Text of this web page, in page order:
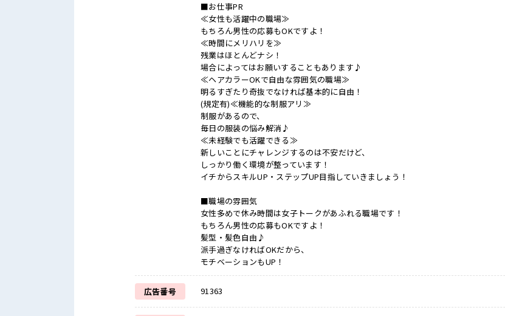
■お仕事PR
≪女性も活躍中の職場≫
もちろん男性の応募もOKですよ！
≪時間にメリハリを≫
残業はほとんどナシ！
場合によってはお願いすることもあります♪
≪ヘアカラーOKで自由な雰囲気の職場≫
明るすぎたり奇抜でなければ基本的に自由！
(規定有)≪機能的な制服アリ≫
制服があるので、
毎日の服装の悩み解消♪
≪未経験でも活躍できる≫
新しいことにチャレンジするのは不安だけど、
しっかり働く環境が整っています！
イチからスキルUP・ステップUP目指していきましょう！
■職場の雰囲気
女性多めで休み時間は女子トークがあふれる職場です！
もちろん男性の応募もOKですよ！
髪型・髪色自由♪
派手過ぎなければOKだから、
モチベーションもUP！
広告番号 91363